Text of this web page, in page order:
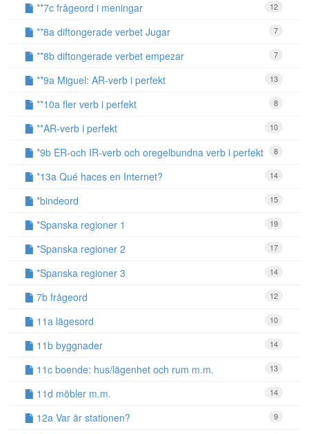
12
**7c frågeord i meningar
7
**8a diftongerade verbet Jugar
7
**8b diftongerade verbet empezar
13
**9a Miguel: AR-verb i perfekt
8
**10a fler verb i perfekt
10
**AR-verb i perfekt
8
*9b ER-och IR-verb och oregelbundna verb i perfekt
14
*13a Qué haces en Internet?
15
*bindeord
19
*Spanska regioner 1
17
*Spanska regioner 2
14
*Spanska regioner 3
12
7b frågeord
10
11a lägesord
14
11b byggnader
13
11c boende: hus/lägenhet och rum m.m.
14
11d möbler m.m.
9
12a Var är stationen?